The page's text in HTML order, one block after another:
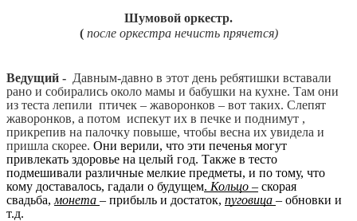
Шумовой оркестр.
( после оркестра нечисть прячется)
Ведущий - Давным-давно в этот день ребятишки вставали
рано и собирались около мамы и бабушки на кухне. Там они
из теста лепили птичек – жаворонков – вот таких. Слепят
жаворонков, а потом испекут их в печке и поднимут ,
прикрепив на палочку повыше, чтобы весна их увидела и
пришла скорее. Они верили, что эти печенья могут
привлекать здоровье на целый год. Также в тесто
подмешивали различные мелкие предметы, и по тому, что
кому доставалось, гадали о будущем. Кольцо – скорая
свадьба, монета – прибыль и достаток, пуговица – обновки и
т.д.